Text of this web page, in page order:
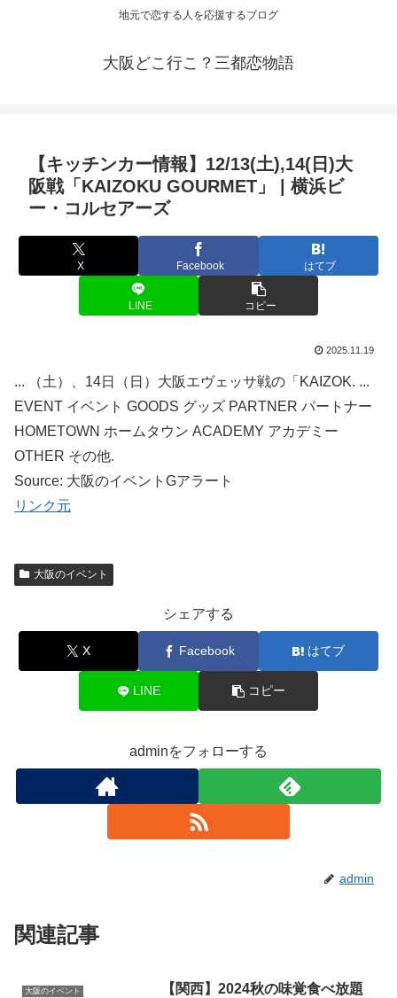
地元で恋する人を応援するブログ
大阪どこ行こ？三都恋物語
【キッチンカー情報】12/13(土),14(日)大
阪戦「KAIZOKU GOURMET」 | 横浜ビ
ー・コルセアーズ
X Facebook はてブ
LINE コピー
2025.11.19
... （土）、14日（日）大阪エヴェッサ戦の「KAIZOK. ...
EVENT イベント GOODS グッズ PARTNER パートナー
HOMETOWN ホームタウン ACADEMY アカデミー
OTHER その他.
Source: 大阪のイベントGアラート
リンク元
大阪のイベント
シェアする
X Facebook はてブ
LINE コピー
adminをフォローする
admin
関連記事
大阪のイベント
【関西】2024秋の味覚食べ放題